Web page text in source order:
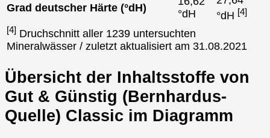
Grad deutscher Härte (°dH)
°dH
°dH [4]
[4] Druchschnitt aller 1239 untersuchten
Mineralwässer / zuletzt aktualisiert am 31.08.2021
Übersicht der Inhaltsstoffe von
Gut & Günstig (Bernhardus-
Quelle) Classic im Diagramm